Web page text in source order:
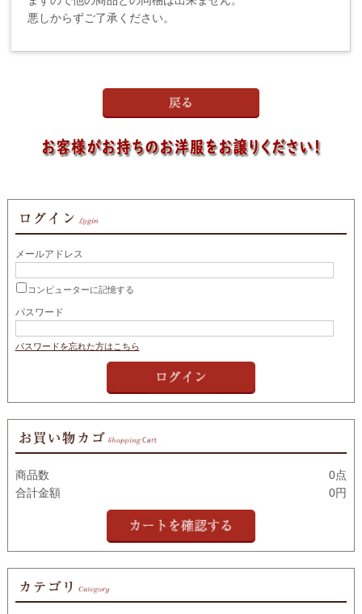
悪しからずご了承ください。
メールアドレス
コンピューターに記憶する
パスワード
パスワードを忘れた方はこちら
商品数
0点
合計金額
0円